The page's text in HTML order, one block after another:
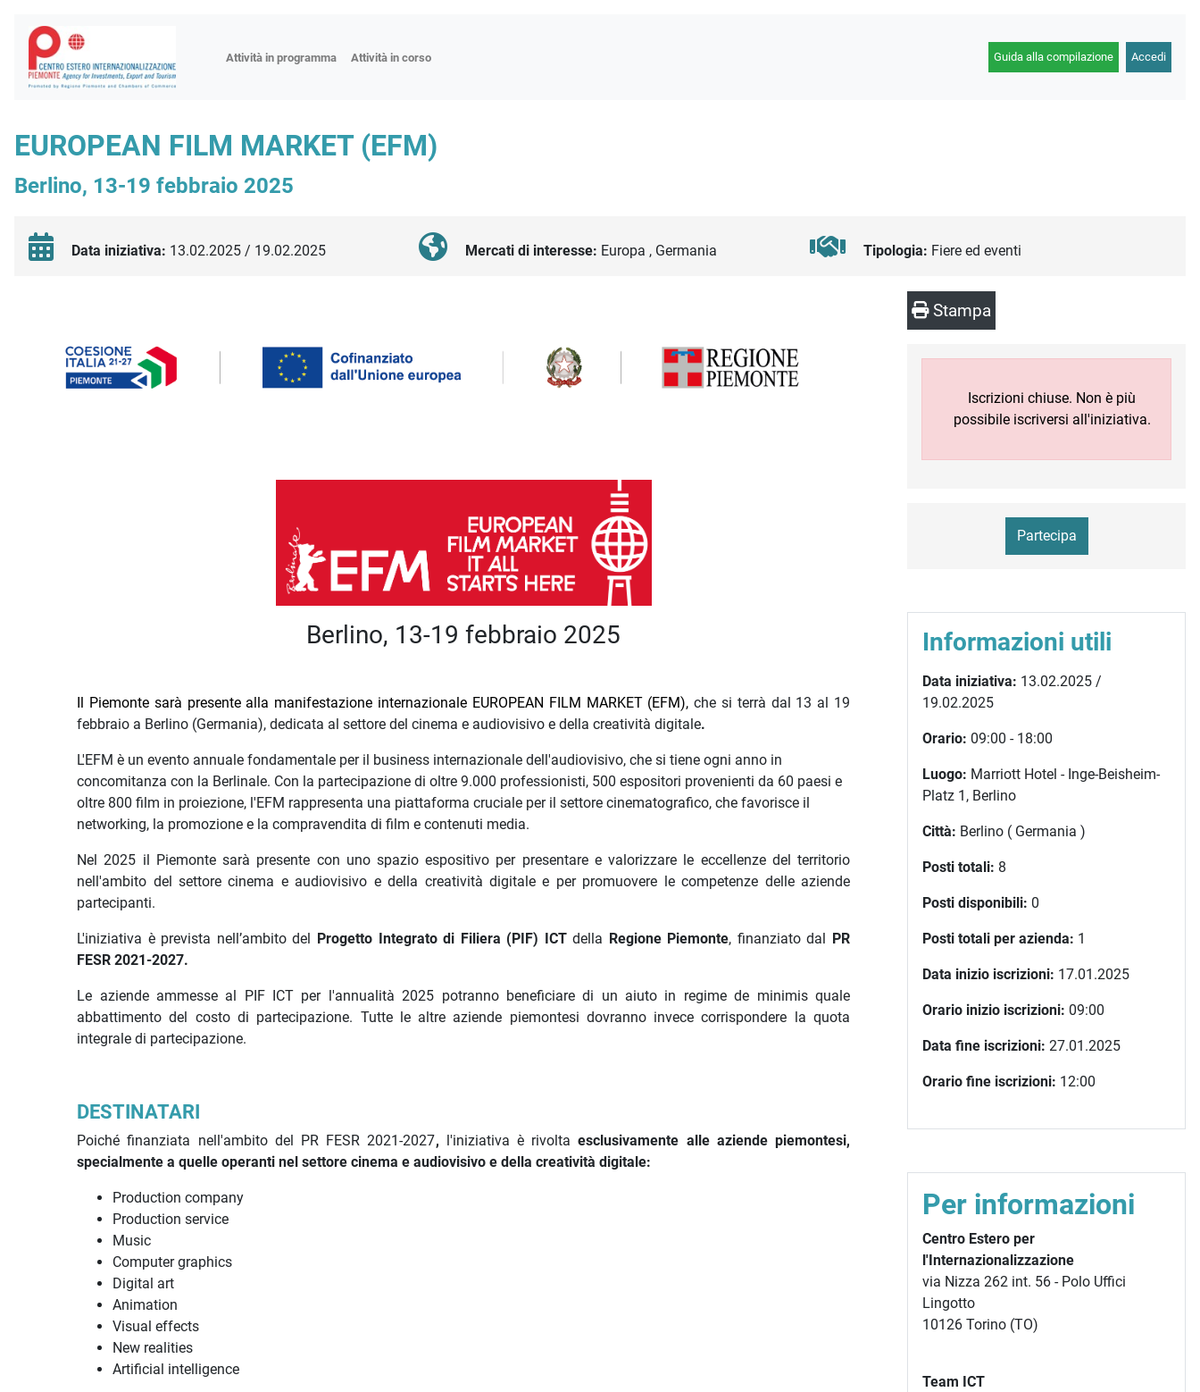
Attività in programma Attività in corso
Fiere
Workshop
Focus settoriali
Guida alla compilazione Accedi
EUROPEAN FILM MARKET (EFM)
Berlino, 13-19 febbraio 2025
Data iniziativa: 13.02.2025 / 19.02.2025 Mercati di interesse: Europa , Germania Tipologia: Fiere ed eventi
Berlino, 13-19 febbraio 2025
Il Piemonte sarà presente alla manifestazione internazionale EUROPEAN FILM MARKET (EFM),che si terrà dal 13 al 19
febbraio a Berlino (Germania), dedicata al settore del cinema e audiovisivo e della creatività digitale.
L'EFM è un evento annuale fondamentale per il business internazionale dell'audiovisivo, che si tiene ogni anno in
concomitanza con la Berlinale. Con la partecipazione di oltre 9.000 professionisti, 500 espositori provenienti da 60 paesi e
oltre 800 film in proiezione, l'EFM rappresenta una piattaforma cruciale per il settore cinematografico, che favorisce il
networking, la promozione e la compravendita di film e contenuti media.
Nel 2025 il Piemonte sarà presente con uno spazio espositivo per presentare e valorizzare le eccellenze del territorio
nell'ambito del settore cinema e audiovisivo e della creatività digitale e per promuovere le competenze delle aziende
partecipanti.
L'iniziativa è prevista nell’ambito del Progetto Integrato di Filiera (PIF) ICTdella Regione Piemonte, finanziato dal
PR
FESR 2021-2027.
Le aziende ammesse al PIF ICT per l'annualità 2025 potranno beneficiare di un aiuto in regime de minimis quale
abbattimento del costo di partecipazione. Tutte le altre aziende piemontesi dovranno invece corrispondere la quota
integrale di partecipazione.
DESTINATARI
Poiché finanziata nell'ambito del PR FESR 2021-2027, l'iniziativa è rivoltaesclusivamente alleaziende piemontesi,
specialmente a quelle operanti nel settorecinema e audiovisivo e della creatività digitale:
Production company
Production service
Music
Computer graphics
Digital art
Animation
Visual effects
New realities
Artificial intelligence
Stampa
Iscrizioni chiuse. Non è più
possibile iscriversi all'iniziativa.
Partecipa
Informazioni utili
Data iniziativa: 13.02.2025 /
19.02.2025
Orario: 09:00 - 18:00
Luogo: Marriott Hotel - Inge-Beisheim-
Platz 1, Berlino
Città: Berlino ( Germania )
Posti totali: 8
Posti disponibili: 0
Posti totali per azienda: 1
Data inizio iscrizioni: 17.01.2025
Orario inizio iscrizioni: 09:00
Data fine iscrizioni: 27.01.2025
Orario fine iscrizioni: 12:00
Per informazioni
Centro Estero per
l'Internazionalizzazione
via Nizza 262 int. 56 - Polo Uffici
Lingotto
10126 Torino (TO)
Team ICT